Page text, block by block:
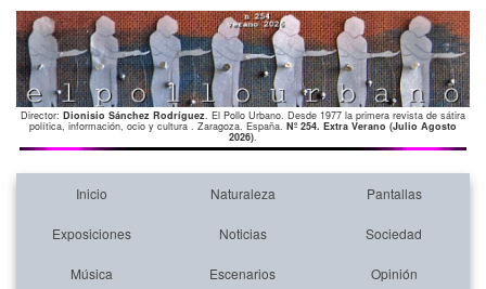
Director: Dionisio Sánchez Rodríguez. El Pollo Urbano. Desde 1977 la primera revista de sátira
política, información, ocio y cultura . Zaragoza. España. Nº 254. Extra Verano (Julio Agosto
2026).
Inicio Naturaleza Pantallas
Exposiciones Noticias Sociedad
Música Escenarios Opinión